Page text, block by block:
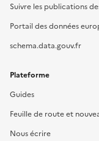
Suivre les publications
Portail des données
schema.data.gouv.fr
Plateforme
Guides
Feuille de route et
Nous écrire